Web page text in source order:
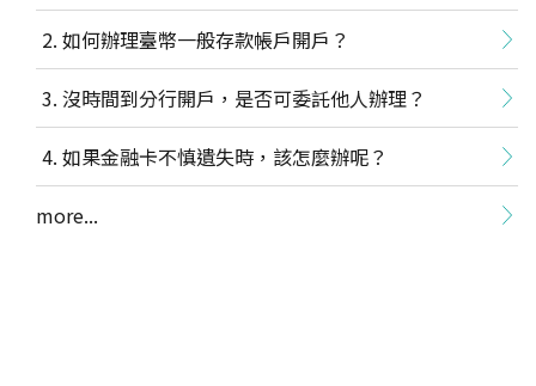
如何辦理臺幣一般存款帳戶開戶？
沒時間到分行開戶，是否可委託他人辦理？
如果金融卡不慎遺失時，該怎麼辦呢？
more...